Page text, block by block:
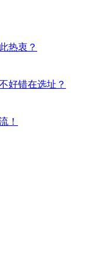
热衷？
好错在选址？
！